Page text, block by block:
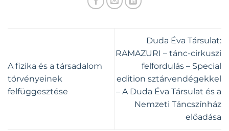
A fizika és a társadalom
törvényeinek
felfüggesztése
Duda Éva Társulat:
RAMAZURI – tánc-cirkuszi
felfordulás – Special
edition sztárvendégekkel
– A Duda Éva Társulat és a
Nemzeti Táncszínház
előadása